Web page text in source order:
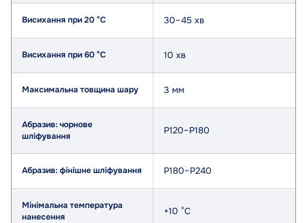
Висихання при 20 °C 30–45 хв
Висихання при 60 °C 10 хв
Максимальна товщина шару 3 мм
Абразив: чорнове
шліфування
P120–P180
Абразив: фінішне шліфування P180–P240
Мінімальна температура
нанесення
+10 °C